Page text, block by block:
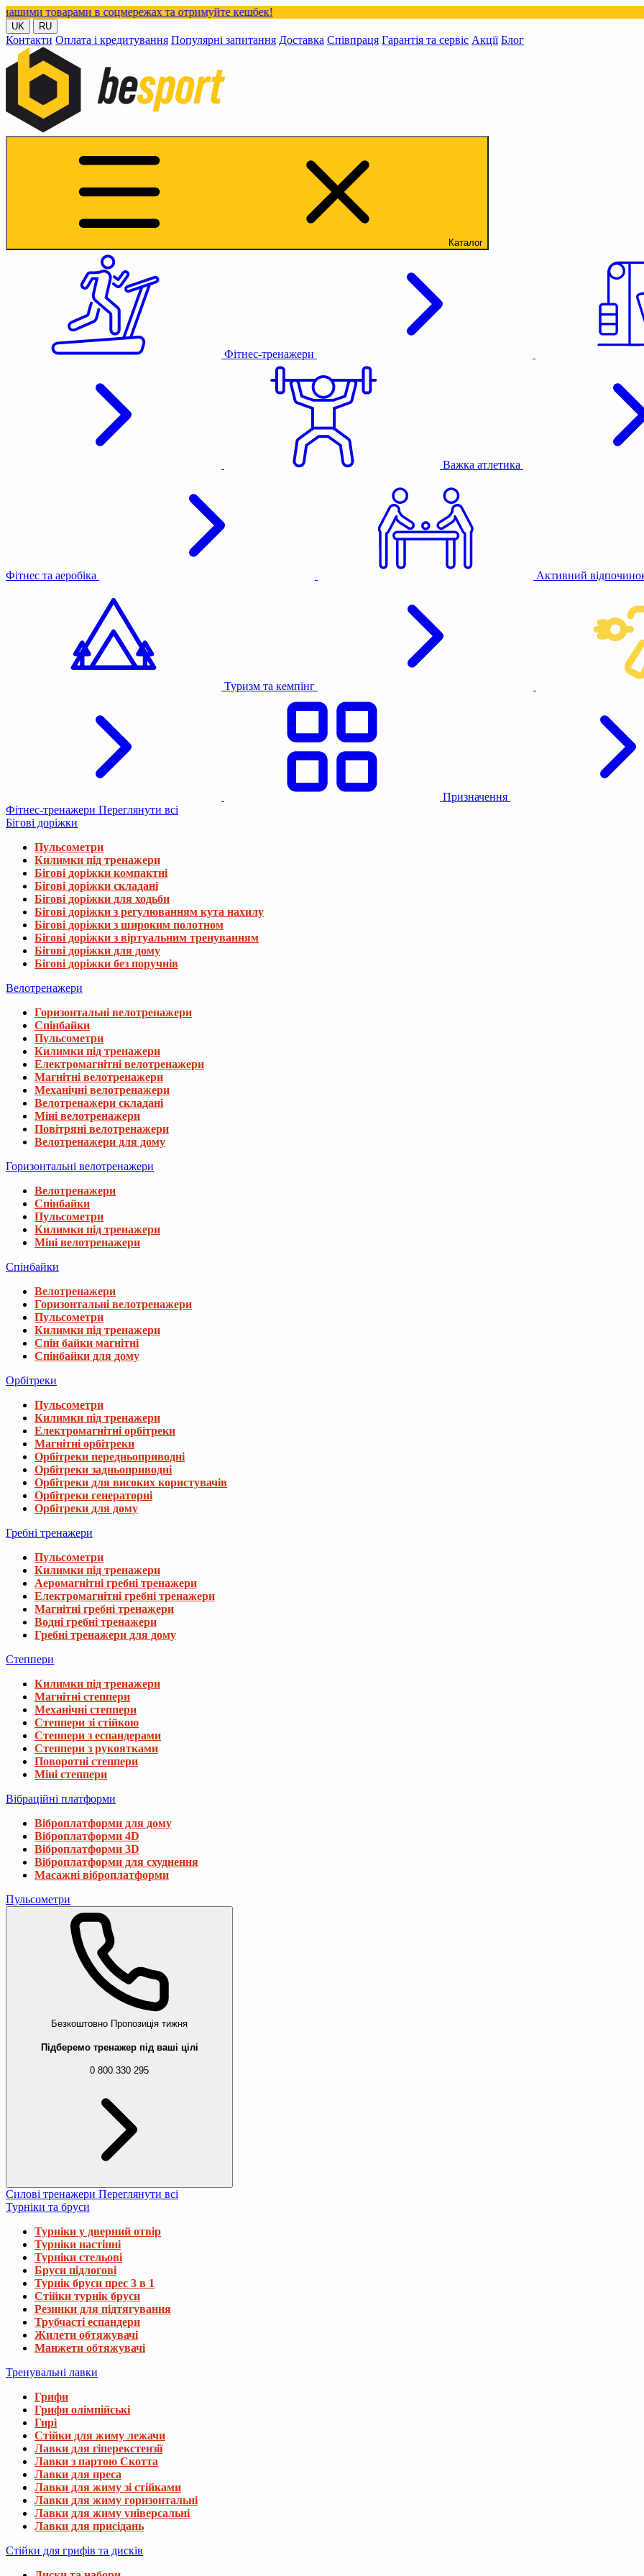
в соцмережах та отримуйте кешбек!
UK RU
Контакти Оплата і кредитування Популярні запитання Доставка Співпраця Гарантія та сервіс Акції Блог
Каталог
Фітнес-тренажери
Важка атлетика
Фітнес та аеробіка Активний
Туризм та кемпінг
Призначення
Фітнес-тренажери Переглянути всі
Бігові доріжки
Пульсометри
Килимки під тренажери
Бігові доріжки компактні
Бігові доріжки складані
Бігові доріжки для ходьби
Бігові доріжки з регулюванням кута нахилу
Бігові доріжки з широким полотном
Бігові доріжки з віртуальним тренуванням
Бігові доріжки для дому
Бігові доріжки без поручнів
Велотренажери
Горизонтальні велотренажери
Спінбайки
Пульсометри
Килимки під тренажери
Електромагнітні велотренажери
Магнітні велотренажери
Механічні велотренажери
Велотренажери складані
Міні велотренажери
Повітряні велотренажери
Велотренажери для дому
Горизонтальні велотренажери
Велотренажери
Спінбайки
Пульсометри
Килимки під тренажери
Міні велотренажери
Спінбайки
Велотренажери
Горизонтальні велотренажери
Пульсометри
Килимки під тренажери
Спін байки магнітні
Спінбайки для дому
Орбітреки
Пульсометри
Килимки під тренажери
Електромагнітні орбітреки
Магнітні орбітреки
Орбітреки передньоприводні
Орбітреки задньоприводні
Орбітреки для високих користувачів
Орбітреки генераторні
Орбітреки для дому
Гребні тренажери
Пульсометри
Килимки під тренажери
Аеромагнітні гребні тренажери
Електромагнітні гребні тренажери
Магнітні гребні тренажери
Водні гребні тренажери
Гребні тренажери для дому
Степпери
Килимки під тренажери
Магнітні степпери
Механічні степпери
Степпери зі стійкою
Степпери з еспандерами
Степпери з рукоятками
Поворотні степпери
Міні степпери
Вібраційні платформи
Віброплатформи для дому
Віброплатформи 4D
Віброплатформи 3D
Віброплатформи для схуднення
Масажні віброплатформи
Пульсометри
Безкоштовно Пропозиція тижня
Підберемо тренажер під ваші цілі
0 800 330 295
Силові тренажери Переглянути всі
Турніки та бруси
Турніки у дверний отвір
Турніки настінні
Турніки стельові
Бруси підлогові
Турнік бруси прес 3 в 1
Стійки турнік бруси
Резинки для підтягування
Трубчасті еспандери
Жилети обтяжувачі
Манжети обтяжувачі
Тренувальні лавки
Грифи
Грифи олімпійські
Гирі
Стійки для жиму лежачи
Лавки для гіперекстензії
Лавки з партою Скотта
Лавки для преса
Лавки для жиму зі стійками
Лавки для жиму горизонтальні
Лавки для жиму універсальні
Лавки для присідань
Стійки для грифів та дисків